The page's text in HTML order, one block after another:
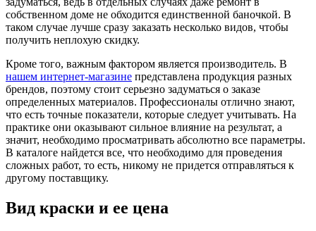
собственном доме не обходится единственной баночкой. В
таком случае лучше сразу заказать несколько видов, чтобы
получить неплохую скидку.
Кроме того, важным фактором является производитель. В
нашем интернет-магазине представлена продукция разных
брендов, поэтому стоит серьезно задуматься о заказе
определенных материалов. Профессионалы отлично знают,
что есть точные показатели, которые следует учитывать. На
практике они оказывают сильное влияние на результат, а
значит, необходимо просматривать абсолютно все параметры.
В каталоге найдется все, что необходимо для проведения
сложных работ, то есть, никому не придется отправляться к
другому поставщику.
Вид краски и ее цена